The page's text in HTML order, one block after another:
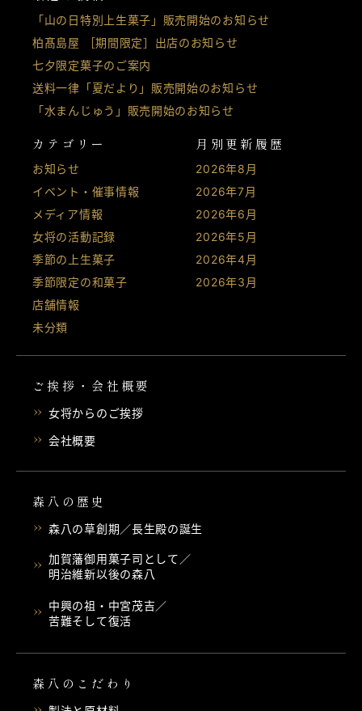
「山の日特別上生菓子」販売開始のお知らせ
柏髙島屋 ［期間限定］出店のお知らせ
七夕限定菓子のご案内
送料一律「夏だより」販売開始のお知らせ
「水まんじゅう」販売開始のお知らせ
カテゴリー
お知らせ
イベント・催事情報
メディア情報
女将の活動記録
季節の上生菓子
季節限定の和菓子
店舗情報
未分類
月別更新履歴
2026年8月
2026年7月
2026年6月
2026年5月
2026年4月
2026年3月
ご挨拶・会社概要
女将からのご挨拶
会社概要
森八の歴史
森八の草創期／長生殿の誕生
加賀藩御用菓子司として／
明治維新以後の森八
中興の祖・中宮茂吉／
苦難そして復活
森八のこだわり